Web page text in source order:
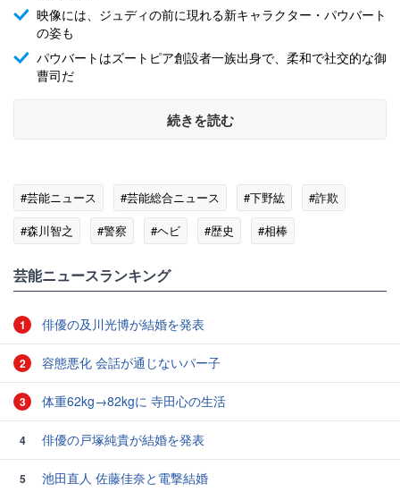
映像には、ジュディの前に現れる新キャラクター・パウバート
の姿も
パウバートはズートピア創設者一族出身で、柔和で社交的な御
曹司だ
続きを読む
#芸能ニュース #芸能総合ニュース #下野紘
#詐欺
#森川智之
#警察 #ヘビ #歴史
#相棒
芸能ニュースランキング
1 俳優の及川光博が結婚を発表
2 容態悪化 会話が通じないパー子
3 体重62kg→82kgに 寺田心の生活
4 俳優の戸塚純貴が結婚を発表
5
池田直人 佐藤佳奈と電撃結婚